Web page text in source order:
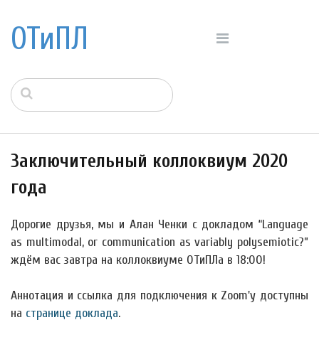
ОТиПЛ
Заключительный коллоквиум 2020
года
Дорогие друзья, мы и Алан Ченки с докладом “Language
as multimodal, or communication as variably polysemiotic?”
ждём вас завтра на коллоквиуме ОТиПЛа в 18:00!
Аннотация и ссылка для подключения к Zoom'у доступны
на странице доклада.